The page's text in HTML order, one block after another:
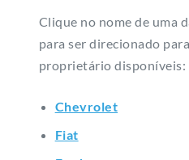
Clique no nome de uma
para ser direcionado
proprietário disponíveis:
Chevrolet
Fiat